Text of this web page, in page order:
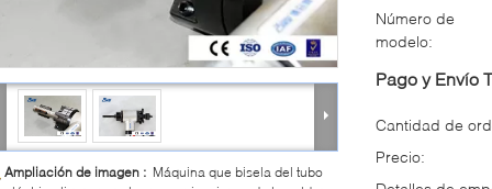
Ampliación de imagen : Máquina que bisela del tubo
Número de
modelo:
Pago y Envío
Cantidad de
Precio: